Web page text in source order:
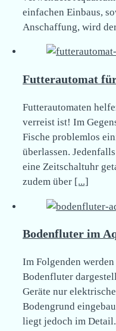
einfachen Einbaus,
Anschaffung, wird
Futterautomat
Futterautomaten
verreist ist! Im
Fische problemlos
überlassen.
eine Zeitschaltuhr
zudem über [...]
Bodenfluter im
Im Folgenden
Bodenfluter
Geräte nur
Bodengrund
liegt jedoch im